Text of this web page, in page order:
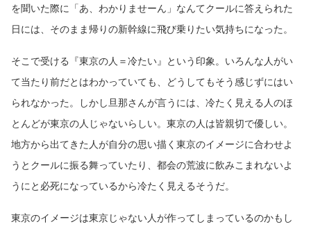
を聞いた際に「あ、わかりませーん」なんてクールに答えられた
日には、そのまま帰りの新幹線に飛び乗りたい気持ちになった。
そこで受ける『東京の人＝冷たい』という印象。いろんな人がい
て当たり前だとはわかっていても、どうしてもそう感じずにはい
られなかった。しかし旦那さんが言うには、冷たく見える人のほ
とんどが東京の人じゃないらしい。東京の人は皆親切で優しい。
地方から出てきた人が自分の思い描く東京のイメージに合わせよ
うとクールに振る舞っていたり、都会の荒波に飲みこまれないよ
うにと必死になっているから冷たく見えるそうだ。
東京のイメージは東京じゃない人が作ってしまっているのかもし